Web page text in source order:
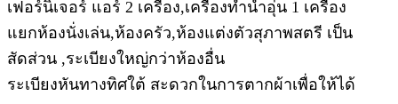
เฟอร์นิเจอร์ แอร์ 2 เครื่อง,เครื่องทำน้ำอุ่น 1 เครื่อง
แยกห้องนั่งเล่น,ห้องครัว,ห้องแต่งตัวสุภาพสตรี เป็น
สัดส่วน ,ระเบียงใหญ่กว่าห้องอื่น
ระเบียงหันทางทิศใต้ สะดวกในการตากผ้าเพื่อให้ได้